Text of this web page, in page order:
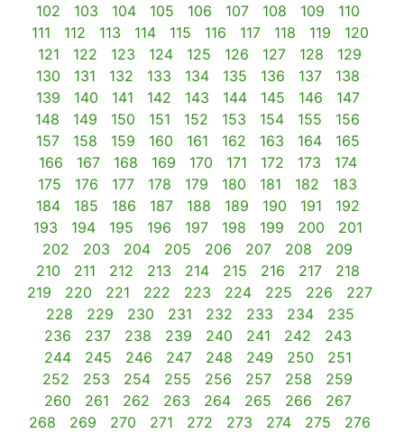
102
103 104 105 106 107 108 109
110
111
112 113 114 115 116 117 118 119
120
121
122 123 124 125 126 127 128
129
130
131 132 133 134 135 136 137
138
139
140 141 142 143 144 145 146
147
148
149 150 151 152 153 154 155
156
157
158 159 160 161 162 163 164
165
166
167 168 169 170 171 172 173
174
175
176 177 178 179 180 181 182
183
184
185 186 187 188 189 190 191
192
193
194 195 196 197 198 199 200
201
202
203 204 205 206 207 208
209
210
211 212 213 214 215 216 217
218
219
220 221 222 223 224 225 226
227
228
229 230 231 232 233 234
235
236
237 238 239 240 241 242
243
244
245 246 247 248 249 250
251
252
253 254 255 256 257 258
259
260
261 262 263 264 265 266
267
268
269 270 271 272 273 274 275
276